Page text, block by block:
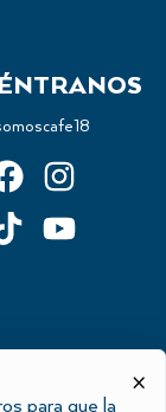
×
para que la